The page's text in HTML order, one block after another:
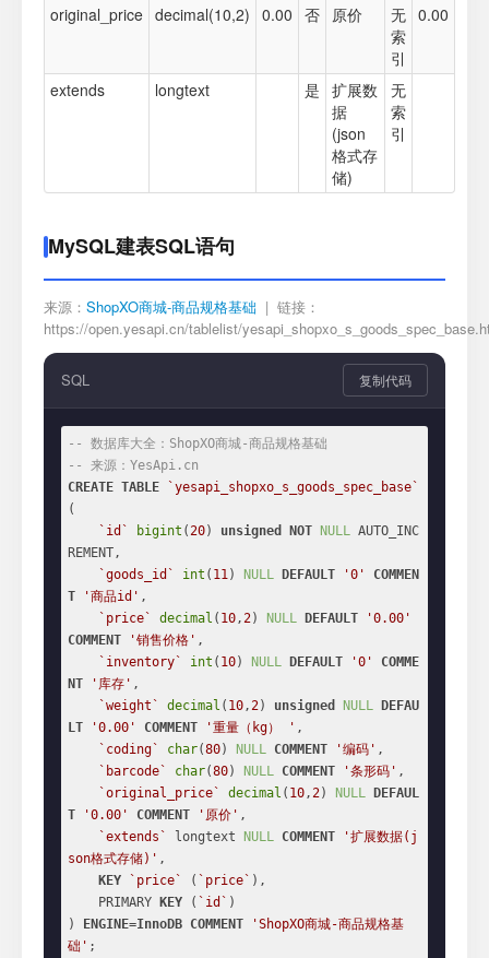
original_price decimal(10,2) 0.00 否 原价
无
索
引
0.00
extends longtext 是 扩展数
据
(json
格式存
储)
无
索
引
MySQL建表SQL语句
来源： ShopXO商城-商品规格基础 | 链接：
https://open.yesapi.cn/tablelist/
SQL 复制代码
-- 数据库大全：ShopXO商城-商品规格基础
-- 来源：YesApi.cn
CREATE TABLE
`yesapi_shopxo_s_goods_spec_base`
(
`id`
bigint (20) unsigned NOT NULL AUTO_INC
REMENT,
`goods_id`
int ( 11) NULL DEFAULT '0'
COMMEN
T
'商品id' ,
`price`
decimal ( 10,2) NULL DEFAULT
'0.00'
COMMENT
'销售价格' ,
`inventory`
int ( 10) NULL DEFAULT '0'
COMME
NT
'库存' ,
`weight`
decimal ( 10,2) unsigned NULL
DEFAU
LT
'0.00' COMMENT '重量（kg） ' ,
`coding`
char(80) NULL COMMENT '编码' ,
`barcode`
char(80) NULL COMMENT '条形码' ,
`original_price`
decimal ( 10,2) NULL
DEFAUL
T
'0.00' COMMENT '原价' ,
`extends`
longtext NULL COMMENT
'扩展数据(j
son格式存储)' ,
KEY
`price` ( `price` ),
    PRIMARY
KEY ( `id` )
)
ENGINE=InnoDB COMMENT
'ShopXO商城-商品规格基
础' ;